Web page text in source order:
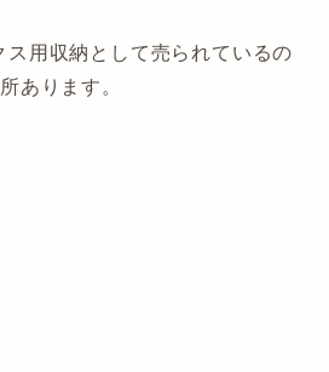
ス用収納として売られているの
あります。